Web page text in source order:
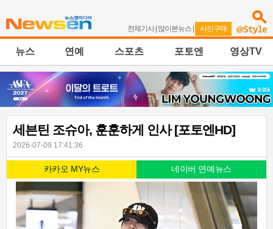
전체기사| 많이본뉴스 | 사진구매
뉴스 연예 스포츠 포토엔 영상TV
세븐틴 조슈아, 훈훈하게 인사 [포토엔HD]
2026-07-09 17:41:36
카카오 MY뉴스 네이버 연예뉴스